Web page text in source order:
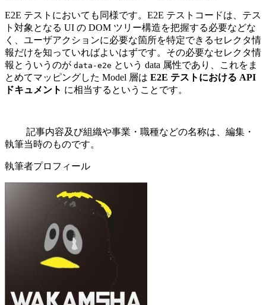
E2E テストにおいても同様です。E2E テストコードは、テス
ト対象となる UI の DOM ツリー構造を把握する必要などな
く、ユーザアクションに必要な箇所を特定できるセレクタ情
報だけを知っていればよいはずです。その必要なセレクタ情
報とういうのが data-e2e という data 属性であり、これをま
とめてマッピングした Model 層は E2E テストにおける API
ドキュメント に相当するということです。
記事内容及び組織や事業・職種などの名称は、編集・
執筆当時のものです。
執筆者プロフィール